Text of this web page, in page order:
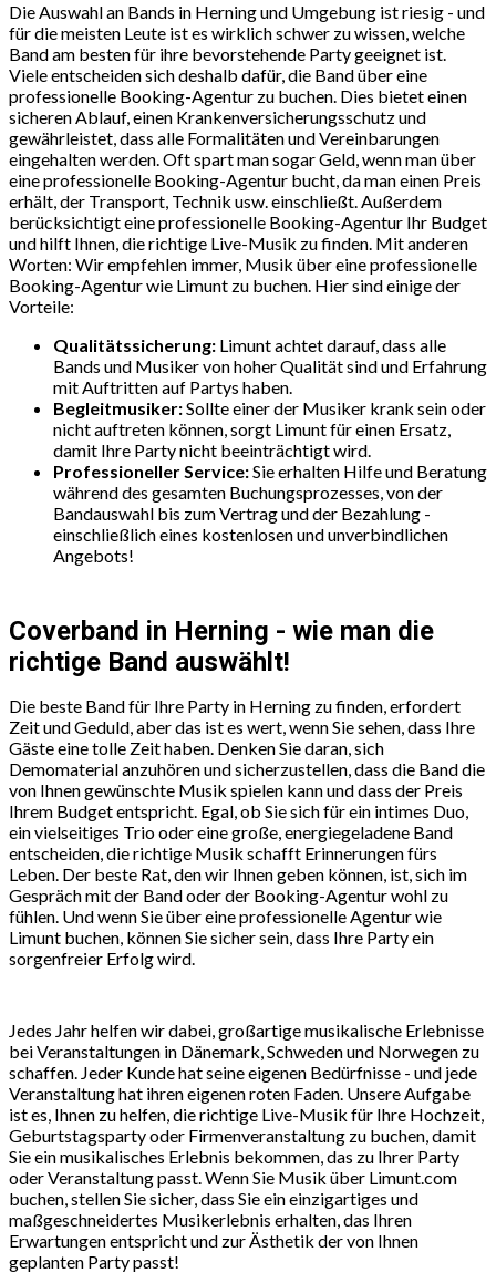
Die Auswahl an Bands in Herning und Umgebung ist riesig - und
für die meisten Leute ist es wirklich schwer zu wissen, welche
Band am besten für ihre bevorstehende Party geeignet ist.
Viele entscheiden sich deshalb dafür, die Band über eine
professionelle Booking-Agentur zu buchen. Dies bietet einen
sicheren Ablauf, einen Krankenversicherungsschutz und
gewährleistet, dass alle Formalitäten und Vereinbarungen
eingehalten werden. Oft spart man sogar Geld, wenn man über
eine professionelle Booking-Agentur bucht, da man einen Preis
erhält, der Transport, Technik usw. einschließt. Außerdem
berücksichtigt eine professionelle Booking-Agentur Ihr Budget
und hilft Ihnen, die richtige Live-Musik zu finden. Mit anderen
Worten: Wir empfehlen immer, Musik über eine professionelle
Booking-Agentur wie Limunt zu buchen. Hier sind einige der
Vorteile:
Qualitätssicherung: Limunt achtet darauf, dass alle
Bands und Musiker von hoher Qualität sind und Erfahrung
mit Auftritten auf Partys haben.
Begleitmusiker:Sollte einer der Musiker krank sein oder
nicht auftreten können, sorgt Limunt für einen Ersatz,
damit Ihre Party nicht beeinträchtigt wird.
Professioneller Service:Sie erhalten Hilfe und Beratung
während des gesamten Buchungsprozesses, von der
Bandauswahl bis zum Vertrag und der Bezahlung -
einschließlich eines kostenlosen und unverbindlichen
Angebots!
Coverband in Herning - wie man die
richtige Band auswählt!
Die beste Band für Ihre Party in Herning zu finden, erfordert
Zeit und Geduld, aber das ist es wert, wenn Sie sehen, dass Ihre
Gäste eine tolle Zeit haben. Denken Sie daran, sich
Demomaterial anzuhören und sicherzustellen, dass die Band die
von Ihnen gewünschte Musik spielen kann und dass der Preis
Ihrem Budget entspricht. Egal, ob Sie sich für ein intimes Duo,
ein vielseitiges Trio oder eine große, energiegeladene Band
entscheiden, die richtige Musik schafft Erinnerungen fürs
Leben. Der beste Rat, den wir Ihnen geben können, ist, sich im
Gespräch mit der Band oder der Booking-Agentur wohl zu
fühlen. Und wenn Sie über eine professionelle Agentur wie
Limunt buchen, können Sie sicher sein, dass Ihre Party ein
sorgenfreier Erfolg wird.
Jedes Jahr helfen wir dabei, großartige musikalische Erlebnisse
bei Veranstaltungen in Dänemark, Schweden und Norwegen zu
schaffen. Jeder Kunde hat seine eigenen Bedürfnisse - und jede
Veranstaltung hat ihren eigenen roten Faden. Unsere Aufgabe
ist es, Ihnen zu helfen, die richtige Live-Musik für Ihre Hochzeit,
Geburtstagsparty oder Firmenveranstaltung zu buchen, damit
Sie ein musikalisches Erlebnis bekommen, das zu Ihrer Party
oder Veranstaltung passt. Wenn Sie Musik über Limunt.com
buchen, stellen Sie sicher, dass Sie ein einzigartiges und
maßgeschneidertes Musikerlebnis erhalten, das Ihren
Erwartungen entspricht und zur Ästhetik der von Ihnen
geplanten Party passt!